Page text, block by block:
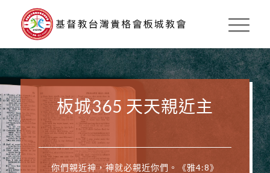
板城365 天天親近主
你們親近神，神就必親近你們。《雅4:8》